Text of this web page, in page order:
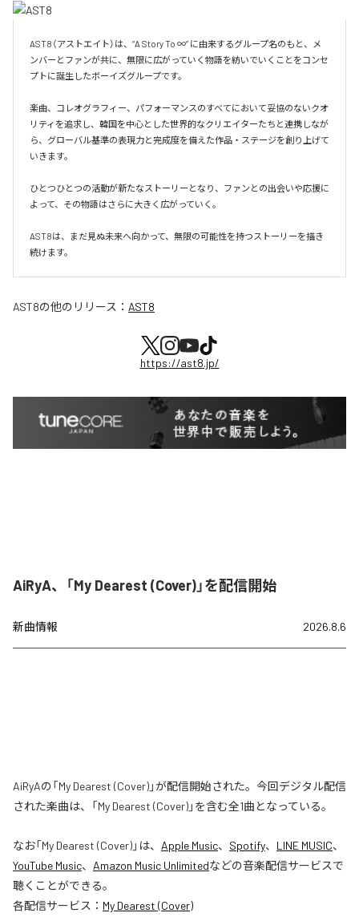
AST8（アストエイト）は、“A Story To ∞” に由来するグループ名のもと、メ
ンバーとファンが共に、無限に広がっていく物語を紡いでいくことをコンセ
プトに誕生したボーイズグループです。
楽曲、コレオグラフィー、パフォーマンスのすべてにおいて妥協のないクオ
リティを追求し、韓国を中心とした世界的なクリエイターたちと連携しなが
ら、グローバル基準の表現力と完成度を備えた作品・ステージを創り上げて
いきます。
ひとつひとつの活動が新たなストーリーとなり、ファンとの出会いや応援に
よって、その物語はさらに大きく広がっていく。
AST8は、まだ見ぬ未来へ向かって、無限の可能性を持つストーリーを描き
続けます。
AST8の他のリリース： AST8
https://ast8.jp/
AiRyA、「My Dearest (Cover)」を配信開始
新曲情報 2026.8.6
AiRyAの「My Dearest (Cover)」が配信開始された。今回デジタル配信
された楽曲は、「My Dearest (Cover)」を含む全1曲となっている。
なお「My Dearest (Cover)」は、 Apple Music、 Spotify、 LINE MUSIC、
YouTube Music、 Amazon Music Unlimitedなどの音楽配信サービスで
聴くことができる。
各配信サービス： My Dearest (Cover)